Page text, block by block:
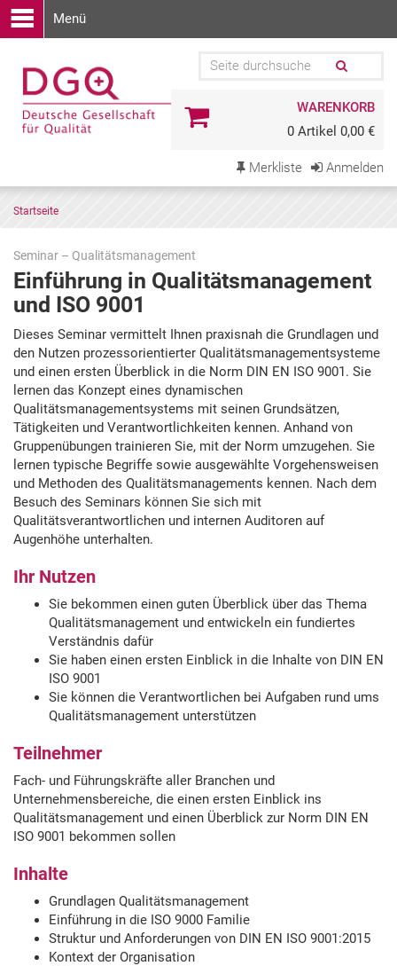
Menü
WARENKORB
0 Artikel 0,00 €
Merkliste Anmelden
Startseite
Seminar – Qualitätsmanagement
Einführung in Qualitätsmanagement
und ISO 9001
Zu
den
Terminen
springen
Dieses Seminar vermittelt Ihnen praxisnah die Grundlagen und
den Nutzen prozessorientierter Qualitätsmanagementsysteme
und einen ersten Überblick in die Norm DIN EN ISO 9001. Sie
lernen das Konzept eines dynamischen
Qualitätsmanagementsystems mit seinen Grundsätzen,
Tätigkeiten und Verantwortlichkeiten kennen. Anhand von
Gruppenübungen trainieren Sie, mit der Norm umzugehen. Sie
lernen typische Begriffe sowie ausgewählte Vorgehensweisen
und Methoden des Qualitätsmanagements kennen. Nach dem
Besuch des Seminars können Sie sich mit
Qualitätsverantwortlichen und internen Auditoren auf
Augenhöhe unterhalten.
Ihr Nutzen
Sie bekommen einen guten Überblick über das Thema
Qualitätsmanagement und entwickeln ein fundiertes
Verständnis dafür
Sie haben einen ersten Einblick in die Inhalte von DIN EN
ISO 9001
Sie können die Verantwortlichen bei Aufgaben rund ums
Qualitätsmanagement unterstützen
Teilnehmer
Fach- und Führungskräfte aller Branchen und
Unternehmensbereiche, die einen ersten Einblick ins
Qualitätsmanagement und einen Überblick zur Norm DIN EN
ISO 9001 bekommen sollen
Inhalte
Grundlagen Qualitätsmanagement
Einführung in die ISO 9000 Familie
Struktur und Anforderungen von DIN EN ISO 9001:2015
Kontext der Organisation